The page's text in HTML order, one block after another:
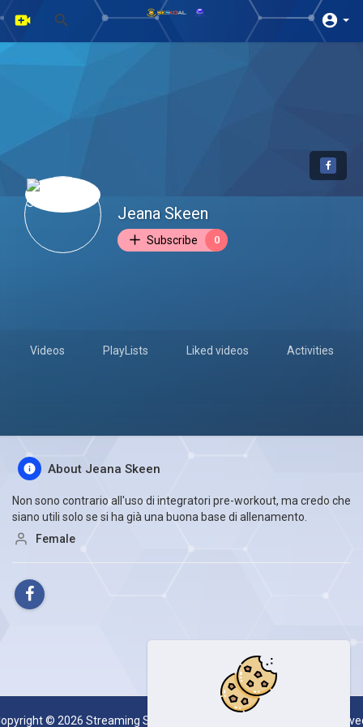
Jeana Skeen
Subscribe 0
Videos PlayLists Liked videos Activities
About Jeana Skeen
Non sono contrario all'uso di integratori pre-workout, ma credo che
siano utili solo se si ha già una buona base di allenamento.
Female
© 2026 Streaming Server System SESKOAL. All rights